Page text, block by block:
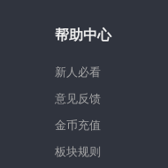
帮助中心
新人必看
意见反馈
金币充值
板块规则